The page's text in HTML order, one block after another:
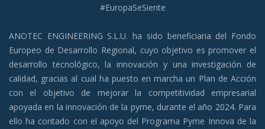
#EuropaSeSiente
ANOTEC ENGINEERING S.L.U. ha sido beneficiaria del Fondo
Europeo de Desarrollo Regional, cuyo objetivo es promover el
desarrollo tecnológico, la innovación y una investigación de
calidad, gracias al cual ha puesto en marcha un Plan de Acción
con el objetivo de mejorar la competitividad empresarial
apoyada en la innovación de la pyme, durante el año 2024. Para
ello ha contado con el apoyo del Programa Pyme Innova de la